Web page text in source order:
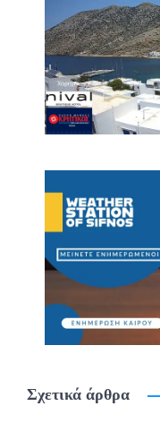
Σχετικά άρθρα